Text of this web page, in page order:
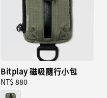
Bitplay 磁吸隨行小包
Regular
price
NT$ 880